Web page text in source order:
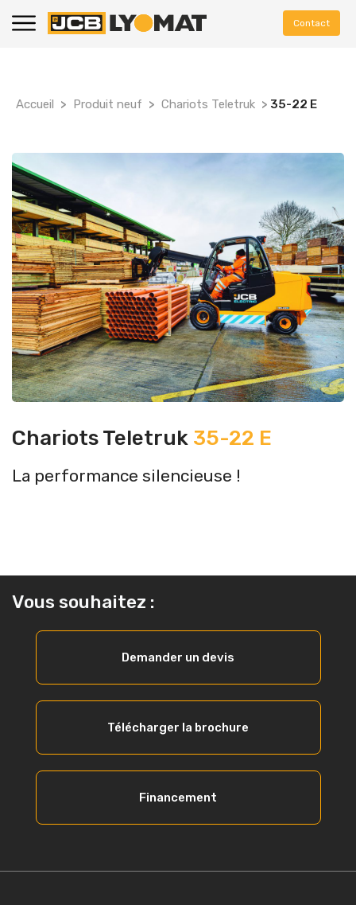
Contact
Accueil > Produit neuf > Chariots Teletruk > 35-22 E
Chariots Teletruk 35-22 E
La performance silencieuse !
Vous souhaitez :
Demander un devis
Télécharger la brochure
Financement